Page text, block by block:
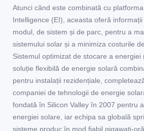
Atunci când este combinată cu
Intelligence (EI), aceasta oferă
modul, de sistem și de parc, pentru a
sistemului solar și a minimiza costurile
Sistemul optimizat de stocare a energiei
soluție flexibilă de energie solară
pentru instalații rezidențiale,
companiei de tehnologii de energie
fondată în Silicon Valley în 2007 pentru
energiei solare, iar echipa sa globală
sisteme produc în mod fiabil gigawați-